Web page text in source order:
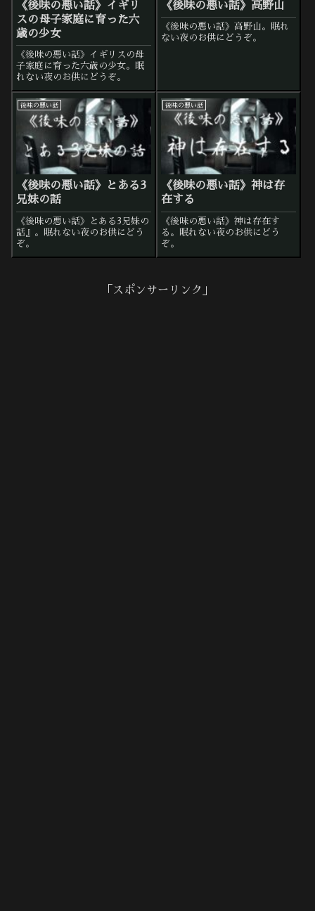
《後味の悪い話》イギリ
スの母子家庭に育った六
歳の少女
《後味の悪い話》イギリスの母
子家庭に育った六歳の少女。眠
れない夜のお供にどうぞ。
《後味の悪い話》高野山
《後味の悪い話》高野山。眠れ
ない夜のお供にどうぞ。
後味の悪い話
《後味の悪い話》とある3
兄妹の話
《後味の悪い話》とある3兄妹の
話』。眠れない夜のお供にどう
ぞ。
後味の悪い話
《後味の悪い話》神は存
在する
《後味の悪い話》神は存在す
る。眠れない夜のお供にどう
ぞ。
「スポンサーリンク」